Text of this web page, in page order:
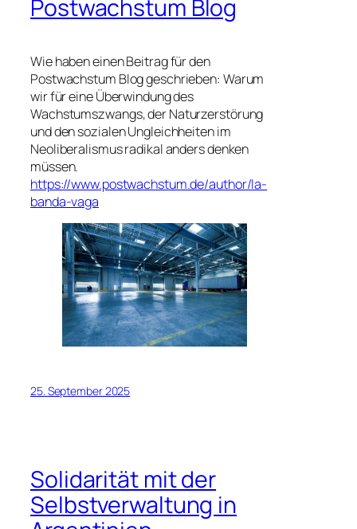
Postwachstum Blog
Wie haben einen Beitrag für den
Postwachstum Blog geschrieben: Warum
wir für eine Überwindung des
Wachstumszwangs, der Naturzerstörung
und den sozialen Ungleichheiten im
Neoliberalismus radikal anders denken
müssen.
https://www.postwachstum.de/author/la-
banda-vaga
25. September 2025
Solidarität mit der
Selbstverwaltung in